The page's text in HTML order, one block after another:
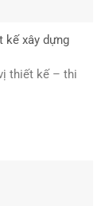
kế xây dựng
thiết kế – thi